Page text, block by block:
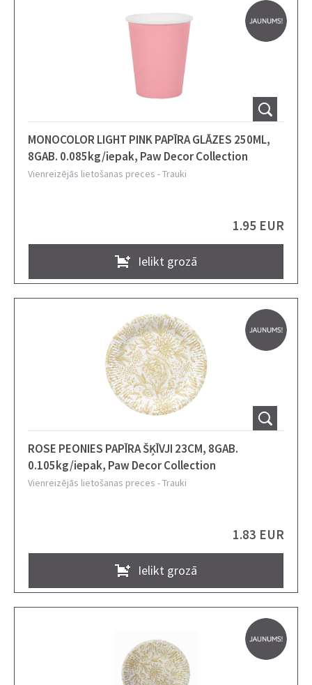
MONOCOLOR LIGHT PINK PAPĪRA GLĀZES 250ML,
8GAB. 0.085kg/iepak, Paw Decor Collection
Vienreizējās lietošanas preces -Trauki
1.95 EUR
Ielikt grozā
ROSE PEONIES PAPĪRA ŠĶĪVJI 23CM, 8GAB.
0.105kg/iepak, Paw Decor Collection
Vienreizējās lietošanas preces -Trauki
1.83 EUR
Ielikt grozā